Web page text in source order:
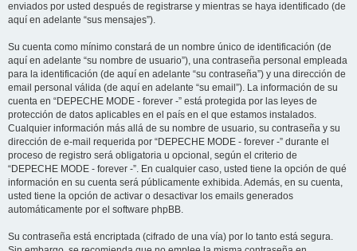
enviados por usted después de registrarse y mientras se haya identificado (de
aquí en adelante “sus mensajes”).
Su cuenta como mínimo constará de un nombre único de identificación (de
aquí en adelante “su nombre de usuario”), una contraseña personal empleada
para la identificación (de aquí en adelante “su contraseña”) y una dirección de
email personal válida (de aquí en adelante “su email”). La información de su
cuenta en “DEPECHE MODE - forever -” está protegida por las leyes de
protección de datos aplicables en el país en el que estamos instalados.
Cualquier información más allá de su nombre de usuario, su contraseña y su
dirección de e-mail requerida por “DEPECHE MODE - forever -” durante el
proceso de registro será obligatoria u opcional, según el criterio de
“DEPECHE MODE - forever -”. En cualquier caso, usted tiene la opción de qué
información en su cuenta será públicamente exhibida. Además, en su cuenta,
usted tiene la opción de activar o desactivar los emails generados
automáticamente por el software phpBB.
Su contraseña está encriptada (cifrado de una vía) por lo tanto está segura.